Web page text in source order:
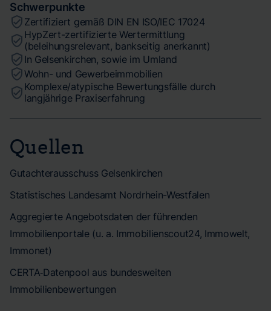
Schwerpunkte
Zertifiziert gemäß DIN EN ISO/IEC 17024
HypZert-zertifizierte Wertermittlung
(beleihungsrelevant, bankseitig anerkannt)
In Gelsenkirchen, sowie im Umland
Wohn- und Gewerbeimmobilien
Komplexe/atypische Bewertungsfälle durch
langjährige Praxiserfahrung
Quellen
Gutachterausschuss Gelsenkirchen
Statistisches Landesamt Nordrhein-Westfalen
Aggregierte Angebotsdaten der führenden
Immobilienportale (u. a. Immobilienscout24, Immowelt,
Immonet)
CERTA‑Datenpool aus bundesweiten
Immobilienbewertungen